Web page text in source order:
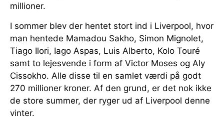
millioner.
I sommer blev der hentet stort ind i Liverpool, hvor
man hentede Mamadou Sakho, Simon Mignolet,
Tiago Ilori, Iago Aspas, Luis Alberto, Kolo Touré
samt to lejesvende i form af Victor Moses og Aly
Cissokho. Alle disse til en samlet værdi på godt
270 millioner kroner. Af den grund, er det nok ikke
de store summer, der ryger ud af Liverpool denne
vinter.